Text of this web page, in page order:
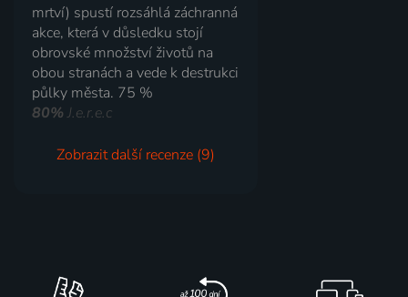
mrtví) spustí rozsáhlá záchranná
akce, která v důsledku stojí
obrovské množství životů na
obou stranách a vede k destrukci
půlky města. 75 %
80%J.e.r.e.c
Zobrazit další recenze (9)